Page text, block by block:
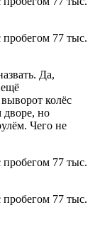
Да,
колёс
дворе, но
Чего не